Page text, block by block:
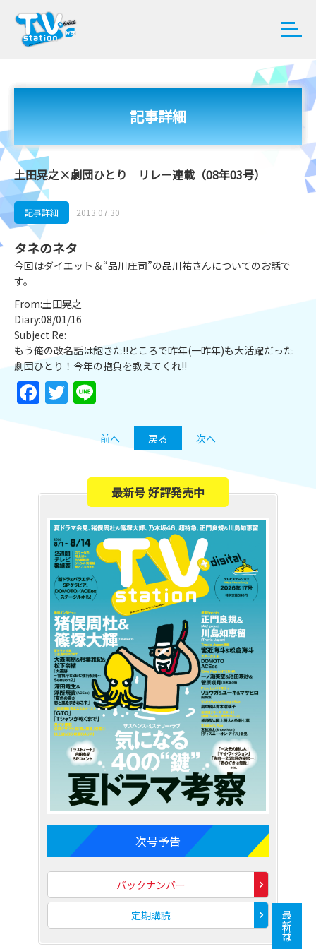
記事詳細
土田晃之×劇団ひとり リレー連載（08年03号）
記事詳細 2013.07.30
タネのネタ
今回はダイエット＆“品川庄司”の品川祐さんについてのお話で
す。
From:土田晃之
Diary:08/01/16
Subject Re:
もう俺の改名話は飽きた!!ところで昨年(一昨年)も大活躍だった
劇団ひとり！今年の抱負を教えてくれ!!
Facebook
Twitter
前へ 戻る 次へ
最新号 好評発売中
次号予告
バックナンバー
定期購読